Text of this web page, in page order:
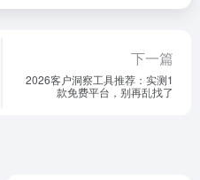
下一篇
2026客户洞察工具推荐：实测1
款免费平台，别再乱找了